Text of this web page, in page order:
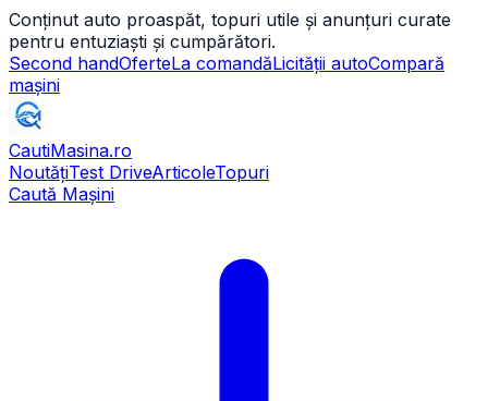
Conținut auto proaspăt, topuri utile și anunțuri curate
pentru entuziaști și cumpărători.
Second handOferteLa comandăLicității autoCompară
mașini
CautiMasina.ro
NoutățiTest DriveArticoleTopuri
Caută Mașini